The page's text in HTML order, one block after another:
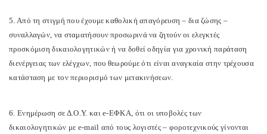
5. Από τη στιγμή που έχουμε καθολική απαγόρευση – δια ζώσης –
συναλλαγών, να σταματήσουν προσωρινά να ζητούν οι ελεγκτές
προσκόμιση δικαιολογητικών ή να δοθεί οδηγία για χρονική παράταση
διενέργειας των ελέγχων, που θεωρούμε ότι είναι αναγκαία στην τρέχουσα
κατάσταση με τον περιορισμό των μετακινήσεων.
6. Ενημέρωση σε Δ.Ο.Υ. και e-ΕΦΚΑ, ότι οι υποβολές των
δικαιολογητικών με e-mail από τους λογιστές – φοροτεχνικούς γίνονται